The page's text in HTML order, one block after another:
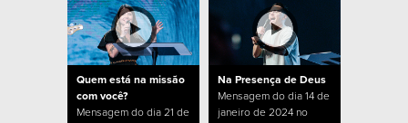
Quem está na missão
com você?
Mensagem do dia 21 de
Na Presença de Deus
Mensagem do dia 14 de
janeiro de 2024 no